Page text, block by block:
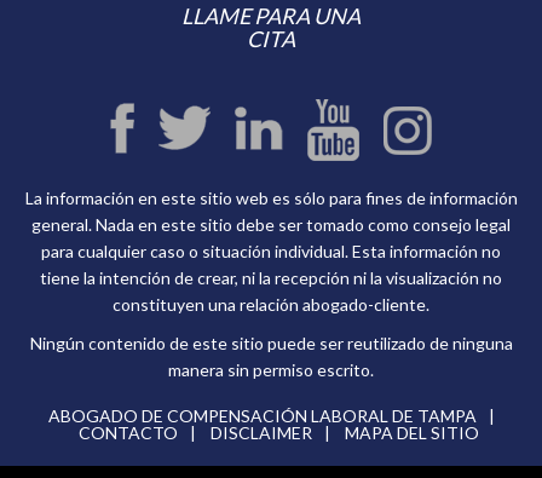
LLAME PARA UNA
CITA
La información en este sitio web es sólo para fines de información
general. Nada en este sitio debe ser tomado como consejo legal
para cualquier caso o situación individual. Esta información no
tiene la intención de crear, ni la recepción ni la visualización no
constituyen una relación abogado-cliente.
Ningún contenido de este sitio puede ser reutilizado de ninguna
manera sin permiso escrito.
ABOGADO DE COMPENSACIÓN LABORAL DE TAMPA
CONTACTO
DISCLAIMER MAPA DEL SITIO